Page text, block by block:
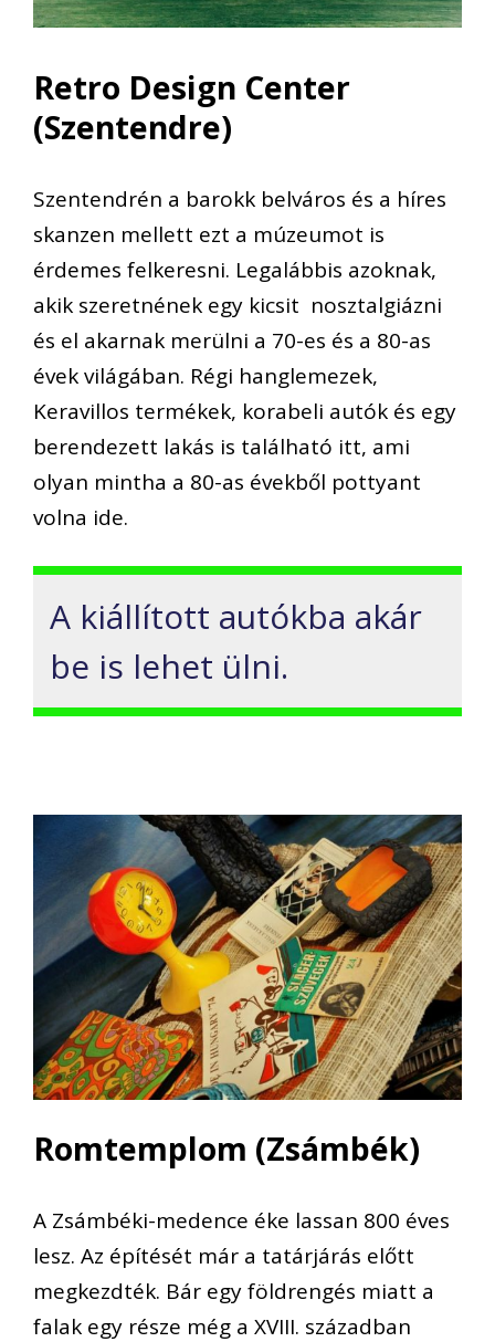
Retro Design Center
(Szentendre)
Szentendrén a barokk belváros és a híres
skanzen mellett ezt a múzeumot is
érdemes felkeresni. Legalábbis azoknak,
akik szeretnének egy kicsit nosztalgiázni
és el akarnak merülni a 70-es és a 80-as
évek világában. Régi hanglemezek,
Keravillos termékek, korabeli autók és egy
berendezett lakás is található itt, ami
olyan mintha a 80-as évekből pottyant
volna ide.
A kiállított autókba akár
be is lehet ülni.
Romtemplom (Zsámbék)
A Zsámbéki-medence éke lassan 800 éves
lesz. Az építését már a tatárjárás előtt
megkezdték. Bár egy földrengés miatt a
falak egy része még a XVIII. században